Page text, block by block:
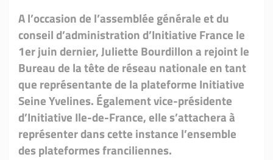
A l’occasion de l’assemblée générale et du
conseil d’administration d’Initiative France le
1er juin dernier, Juliette Bourdillon a rejoint le
Bureau de la tête de réseau nationale en tant
que représentante de la plateforme Initiative
Seine Yvelines. Également vice-présidente
d’Initiative Ile-de-France, elle s’attachera à
représenter dans cette instance l’ensemble
des plateformes franciliennes.